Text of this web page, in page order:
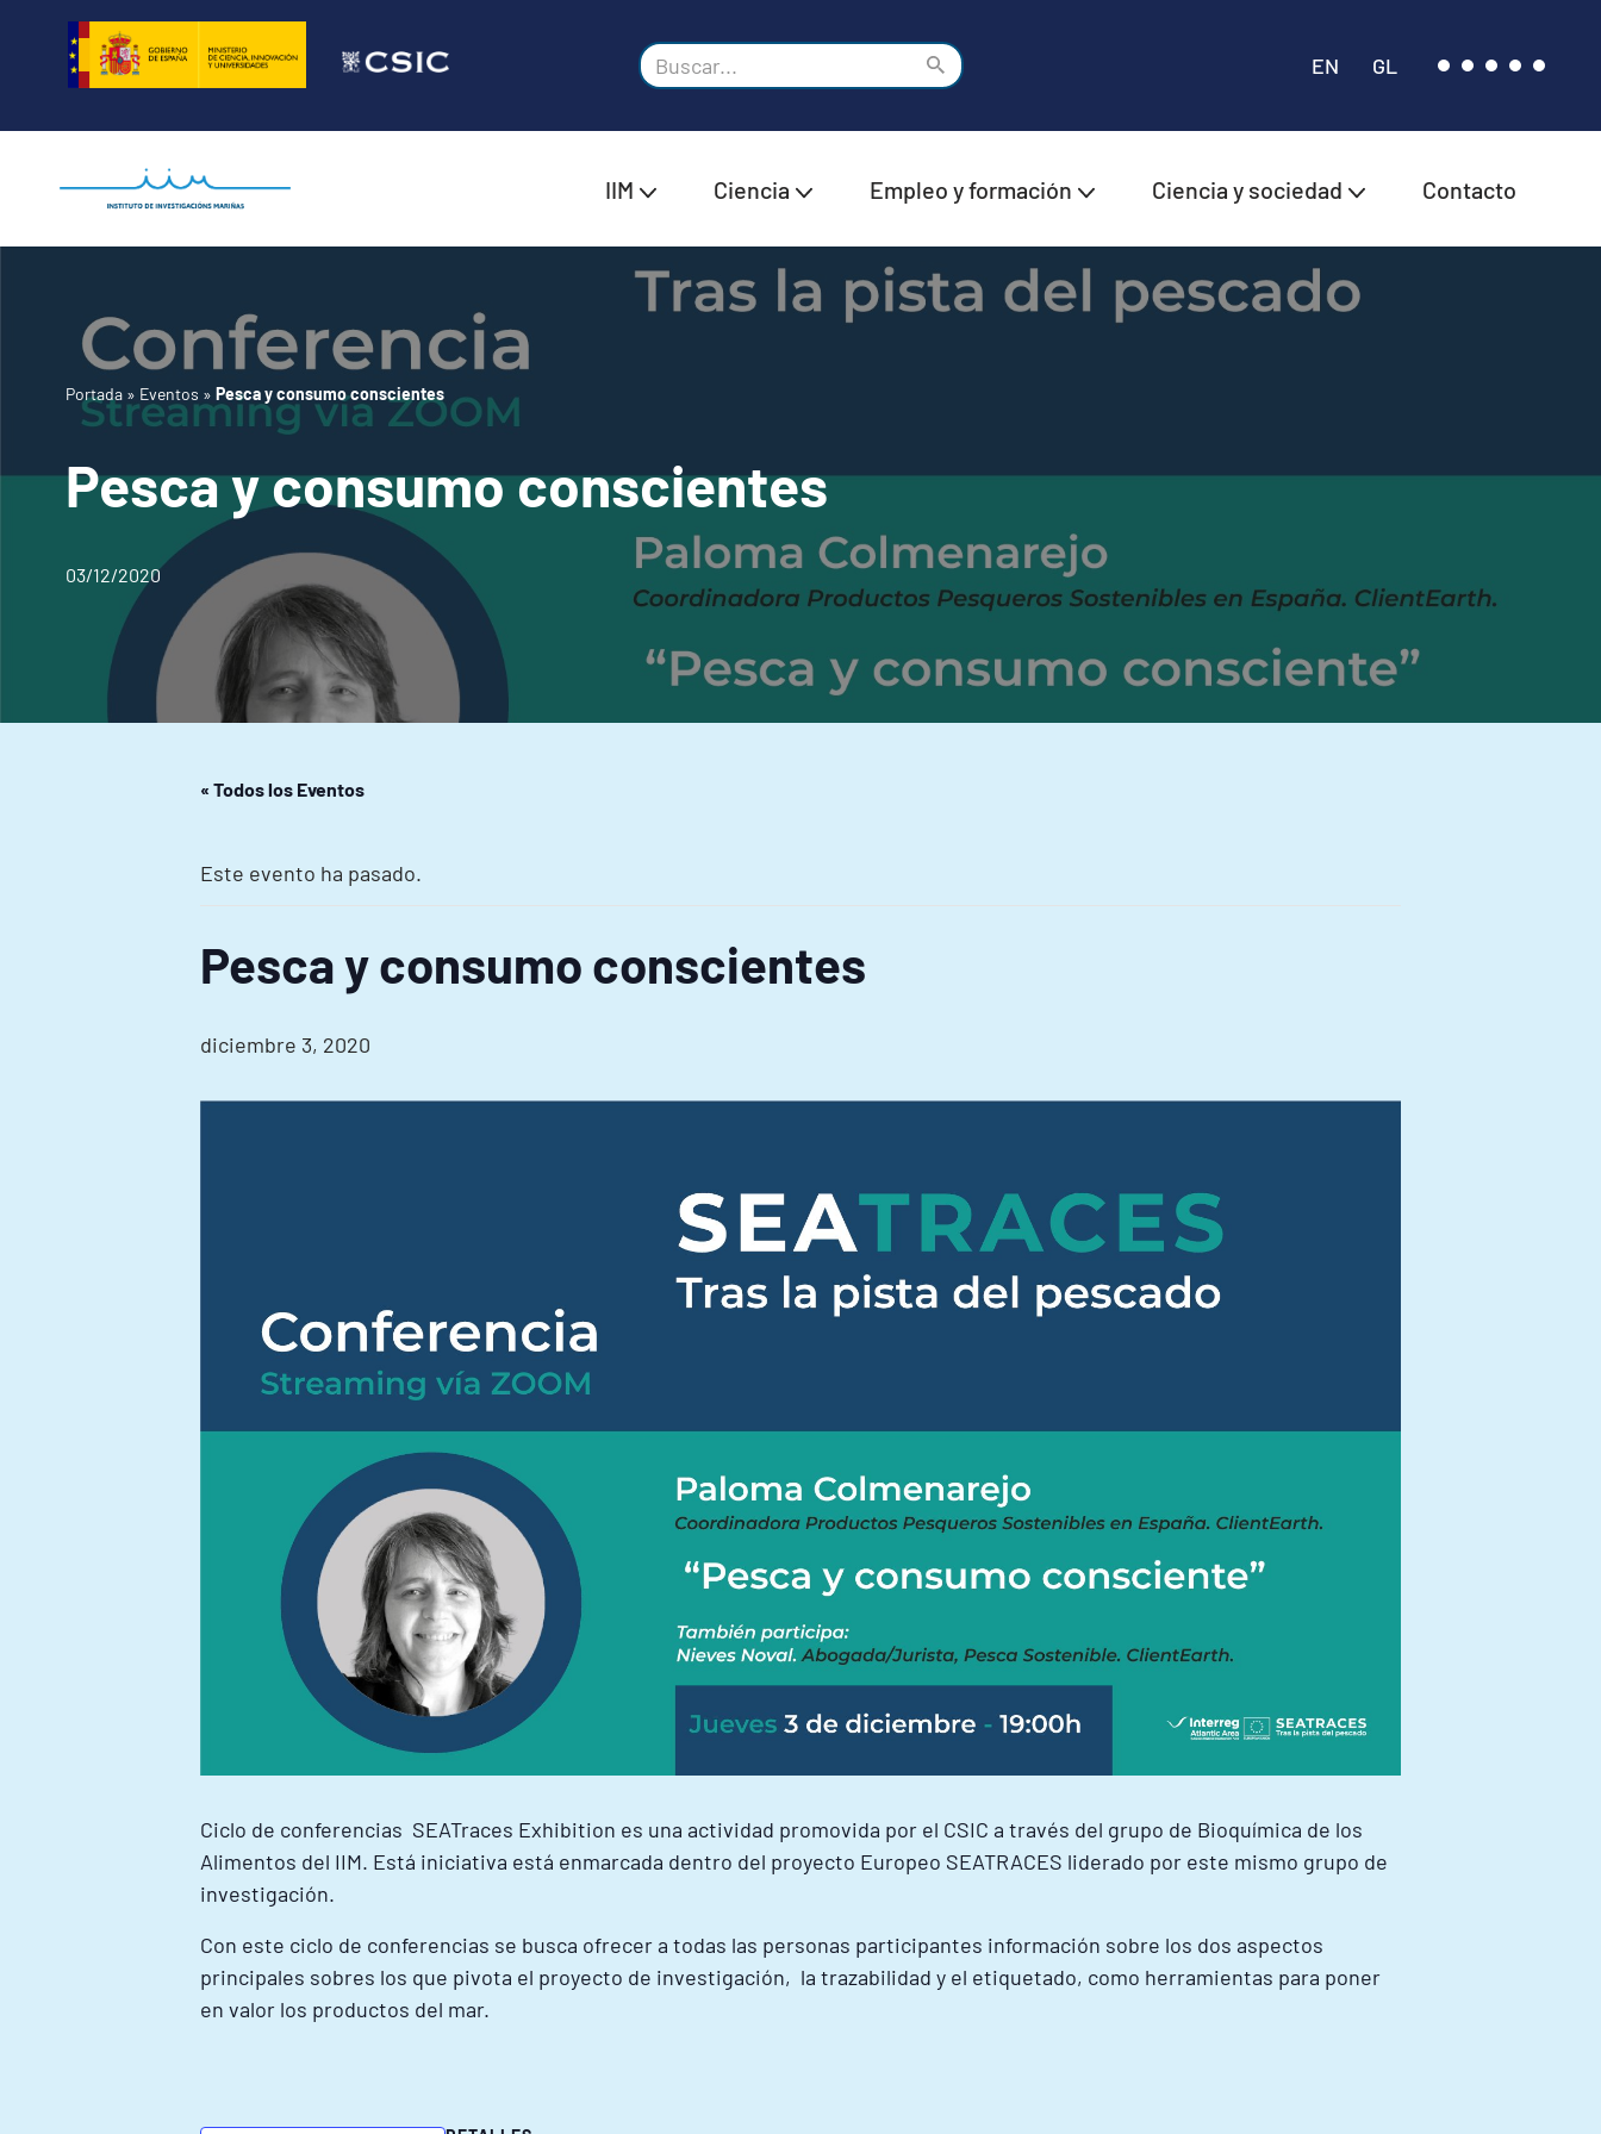
Saltar
contenido
EN GL
IIM Ciencia Empleo y formación Ciencia y sociedad Contacto
Portada » Eventos » Pesca y consumo conscientes
Pesca y consumo conscientes
03/12/2020
« Todos los Eventos
Este evento ha pasado.
Pesca y consumo conscientes
diciembre 3, 2020
Ciclo de conferencias SEATraces Exhibition es una actividad promovida por el CSIC a través del grupo de Bioquímica de los
Alimentos del IIM. Está iniciativa está enmarcada dentro del proyecto Europeo SEATRACES liderado por este mismo grupo de
investigación.
Con este ciclo de conferencias se busca ofrecer a todas las personas participantes información sobre los dos aspectos
principales sobres los que pivota el proyecto de investigación, la trazabilidad y el etiquetado, como herramientas para poner
en valor los productos del mar.